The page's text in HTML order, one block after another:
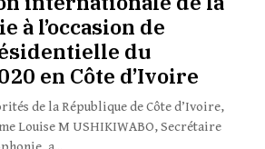
à l’occasion de
du
en Côte d’Ivoire
de la République de Côte d’Ivoire,
Louise M USHIKIWABO, Secrétaire